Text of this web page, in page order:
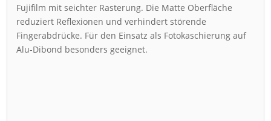
Fujifilm mit seichter Rasterung. Die Matte Oberfläche
reduziert Reflexionen und verhindert störende
Fingerabdrücke. Für den Einsatz als Fotokaschierung auf
Alu-Dibond besonders geeignet.